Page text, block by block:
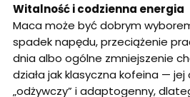
Witalność i codzienna energia
Maca może być dobrym
spadek napędu, przeciążenie
dnia albo ogólne zmniejszenie
działa jak klasyczna kofeina —
„odżywczy” i adaptogenny,